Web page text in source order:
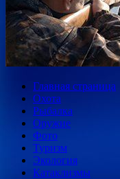
Главная страница
Охота
Рыбалка
Оружие
Фото
Туризм
Экология
Катаклизмы